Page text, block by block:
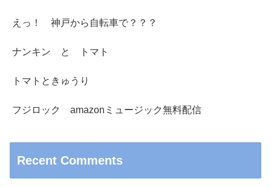
えっ！ 神戸から自転車で？？？
ナンキン と トマト
トマトときゅうり
フジロック amazonミュージック無料配信
Recent Comments